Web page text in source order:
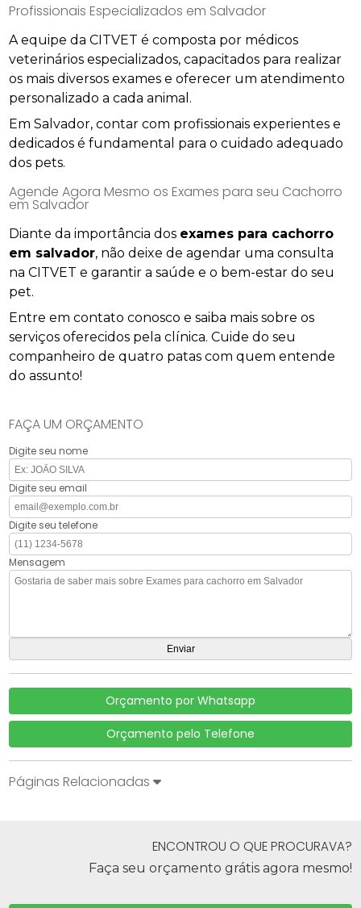
Profissionais Especializados em Salvador
A equipe da CITVET é composta por médicos
veterinários especializados, capacitados para realizar
os mais diversos exames e oferecer um atendimento
personalizado a cada animal.
Em Salvador, contar com profissionais experientes e
dedicados é fundamental para o cuidado adequado
dos pets.
Agende Agora Mesmo os Exames para seu Cachorro
em Salvador
Diante da importância dos exames para cachorro
em salvador, não deixe de agendar uma consulta
na CITVET e garantir a saúde e o bem-estar do seu
pet.
Entre em contato conosco e saiba mais sobre os
serviços oferecidos pela clínica. Cuide do seu
companheiro de quatro patas com quem entende
do assunto!
FAÇA UM ORÇAMENTO
Digite seu nome
Digite seu email
Digite seu telefone
Mensagem
Orçamento por Whatsapp
Orçamento pelo Telefone
Páginas Relacionadas
ENCONTROU O QUE PROCURAVA?
Faça seu orçamento grátis agora mesmo!